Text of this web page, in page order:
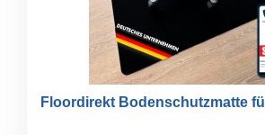
Floordirekt Bodenschutzmatte